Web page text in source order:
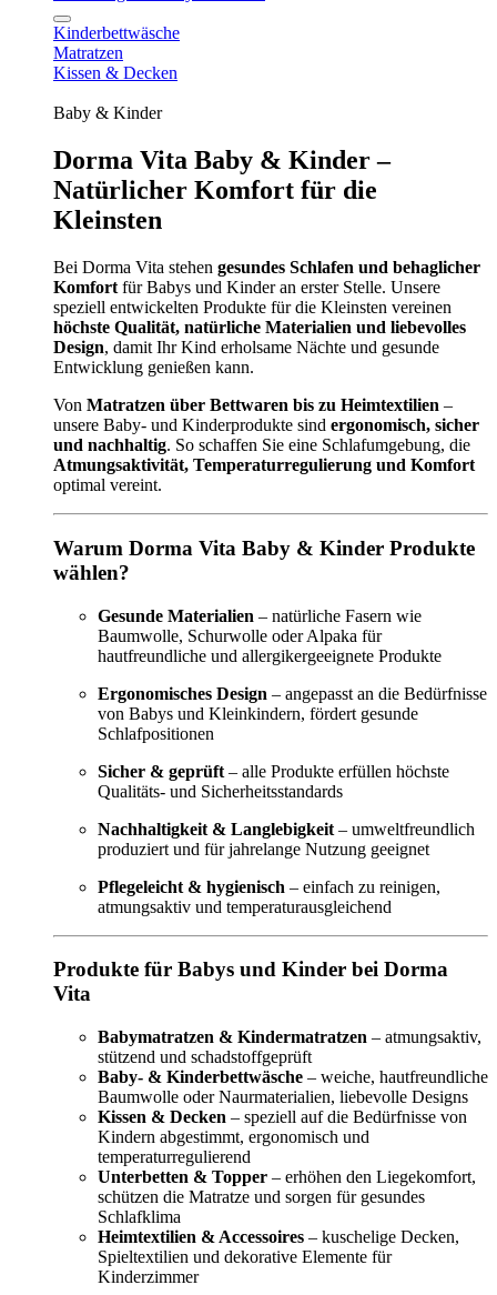
Kinderbettwäsche
Matratzen
Kissen & Decken
Baby & Kinder
Dorma Vita Baby & Kinder –
Natürlicher Komfort für die
Kleinsten
Bei Dorma Vita stehen gesundes Schlafen und behaglicher
Komfort für Babys und Kinder an erster Stelle. Unsere
speziell entwickelten Produkte für die Kleinsten vereinen
höchste Qualität, natürliche Materialien und liebevolles
Design, damit Ihr Kind erholsame Nächte und gesunde
Entwicklung genießen kann.
Von Matratzen über Bettwaren bis zu Heimtextilien –
unsere Baby- und Kinderprodukte sind ergonomisch, sicher
und nachhaltig. So schaffen Sie eine Schlafumgebung, die
Atmungsaktivität, Temperaturregulierung und Komfort
optimal vereint.
Warum Dorma Vita Baby & Kinder Produkte
wählen?
Gesunde Materialien – natürliche Fasern wie
Baumwolle, Schurwolle oder Alpaka für
hautfreundliche und allergikergeeignete Produkte
Ergonomisches Design – angepasst an die Bedürfnisse
von Babys und Kleinkindern, fördert gesunde
Schlafpositionen
Sicher & geprüft – alle Produkte erfüllen höchste
Qualitäts- und Sicherheitsstandards
Nachhaltigkeit & Langlebigkeit – umweltfreundlich
produziert und für jahrelange Nutzung geeignet
Pflegeleicht & hygienisch – einfach zu reinigen,
atmungsaktiv und temperaturausgleichend
Produkte für Babys und Kinder bei Dorma
Vita
Babymatratzen & Kindermatratzen – atmungsaktiv,
stützend und schadstoffgeprüft
Baby- & Kinderbettwäsche – weiche, hautfreundliche
Baumwolle oder Naurmaterialien, liebevolle Designs
Kissen & Decken – speziell auf die Bedürfnisse von
Kindern abgestimmt, ergonomisch und
temperaturregulierend
Unterbetten & Topper – erhöhen den Liegekomfort,
schützen die Matratze und sorgen für gesundes
Schlafklima
Heimtextilien & Accessoires – kuschelige Decken,
Spieltextilien und dekorative Elemente für
Kinderzimmer